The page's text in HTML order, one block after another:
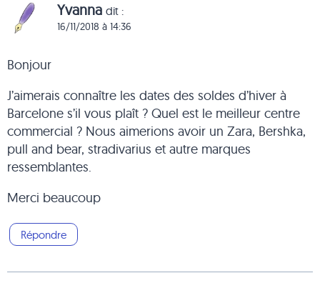
Yvanna dit :
16/11/2018 à 14:36
Bonjour
J’aimerais connaître les dates des soldes d’hiver à
Barcelone s’il vous plaît ? Quel est le meilleur centre
commercial ? Nous aimerions avoir un Zara, Bershka,
pull and bear, stradivarius et autre marques
ressemblantes.
Merci beaucoup
Répondre